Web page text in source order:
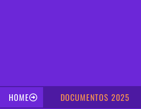
HOME DOCUMENTOS 2025